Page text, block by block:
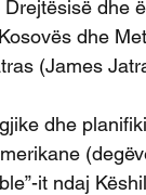
dhe
dhe
(James
dhe
it ndaj